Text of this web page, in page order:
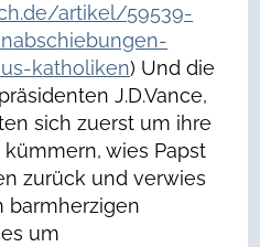
artikel/59539-
katholiken) Und die
J.D.Vance,
sich zuerst um ihre
wies Papst
zurück und verwies
barmherzigen
um